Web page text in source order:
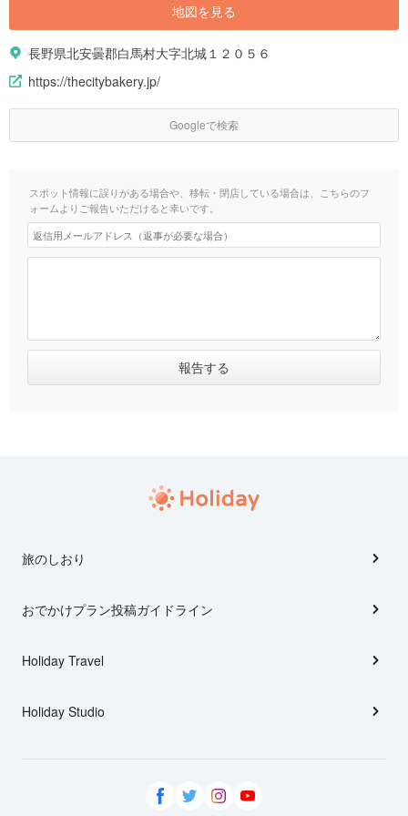
地図を見る
長野県北安曇郡白馬村大字北城１２０５６
https://thecitybakery.jp/
Googleで検索
スポット情報に誤りがある場合や、移転・閉店している場合は、こちらのフ
ォームよりご報告いただけると幸いです。
旅のしおり
おでかけプラン投稿ガイドライン
Holiday Travel
Holiday Studio